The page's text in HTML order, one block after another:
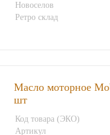
Новоселов
Ретро склад
Масло моторное
шт
Код товара (ЭКО)
Артикул